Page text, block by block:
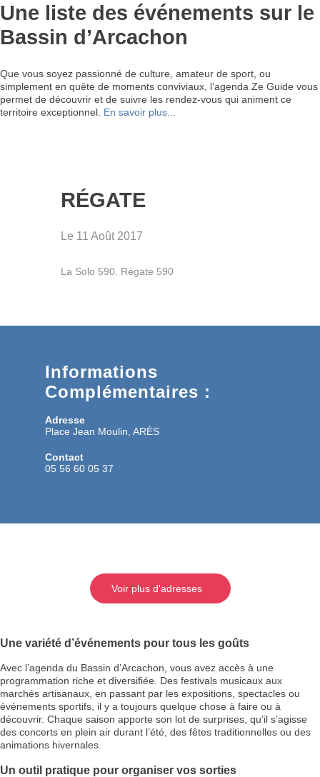
Une liste des événements sur le
Bassin d’Arcachon
Que vous soyez passionné de culture, amateur de sport, ou
simplement en quête de moments conviviaux, l’agenda Ze Guide vous
permet de découvrir et de suivre les rendez-vous qui animent ce
territoire exceptionnel. En savoir plus...
RÉGATE
Le 11 Août 2017
La Solo 590. Régate 590
Informations
Complémentaires :
Adresse
Place Jean Moulin, ARÈS
Contact
05 56 60 05 37
Voir plus d'adresses
Une variété d’événements pour tous les goûts
Avec l’agenda du Bassin d’Arcachon, vous avez accès à une
programmation riche et diversifiée. Des festivals musicaux aux
marchés artisanaux, en passant par les expositions, spectacles ou
événements sportifs, il y a toujours quelque chose à faire ou à
découvrir. Chaque saison apporte son lot de surprises, qu’il s’agisse
des concerts en plein air durant l’été, des fêtes traditionnelles ou des
animations hivernales.
Un outil pratique pour organiser vos sorties